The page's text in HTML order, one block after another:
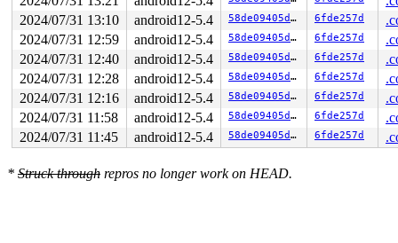
2024/07/31 13:10
android12-5.4 58de09405d1e 6fde257d
2024/07/31 12:59
android12-5.4 58de09405d1e 6fde257d
2024/07/31 12:40
android12-5.4 58de09405d1e 6fde257d
2024/07/31 12:28
android12-5.4 58de09405d1e 6fde257d
2024/07/31 12:16
android12-5.4 58de09405d1e 6fde257d
2024/07/31 11:58
android12-5.4 58de09405d1e 6fde257d
2024/07/31 11:45
android12-5.4 58de09405d1e 6fde257d
* Struck through repros no longer work on HEAD.